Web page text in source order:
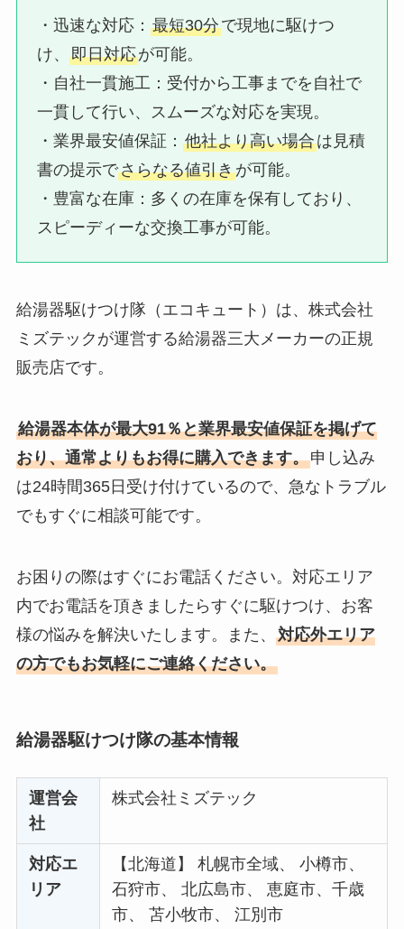
・迅速な対応：​最短30分で現地に駆けつ
け、即日対応が可能。
・自社一貫施工：​受付から工事までを自社で
一貫して行い、スムーズな対応を実現。
・業界最安値保証：​他社より高い場合は見積
書の提示でさらなる値引きが可能。
・豊富な在庫：​多くの在庫を保有しており、
スピーディーな交換工事が可能。
給湯器駆けつけ隊（エコキュート）は、株式会社
ミズテックが運営する給湯器三大メーカーの正規
販売店です。
給湯器本体が最大91％と業界最安値保証を掲げて
おり、通常よりもお得に購入できます。申し込み
は24時間365日受け付けているので、急なトラブル
でもすぐに相談可能です。
お困りの際はすぐにお電話ください。対応エリア
内でお電話を頂きましたらすぐに駆けつけ、お客
様の悩みを解決いたします。また、 対応外エリア
の方でもお気軽にご連絡ください。
給湯器駆けつけ隊の基本情報
運営会
社
株式会社ミズテック
対応エ
リア
【北海道】 札幌市全域、 小樽市、
石狩市、 北広島市、 恵庭市、千歳
市、 苫小牧市、 江別市